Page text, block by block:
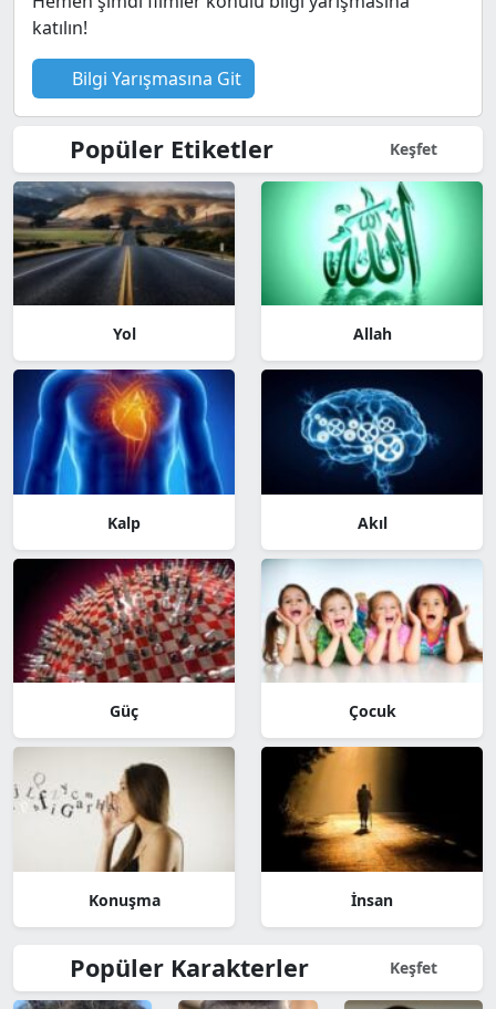
katılın!
Bilgi Yarışmasına Git
Popüler Etiketler Keşfet
Yol Allah
Kalp Akıl
Güç Çocuk
Konuşma İnsan
Popüler Karakterler Keşfet